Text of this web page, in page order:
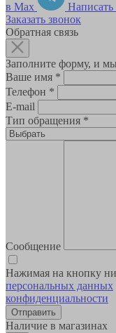
в Max
Написать
Заказать звонок
Обратная связь
Заполните форму, и
Ваше имя *
Телефон *
E-mail
Тип обращения *
Сообщение
Нажимая на кнопку
персональных данных
конфиденциальности
Наличие в магазинах